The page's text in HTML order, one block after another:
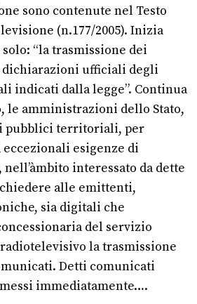
sono contenute nel Testo
(n.177/2005). Inizia
solo: “la trasmissione dei
ufficiali degli
indicati dalla legge”. Continua
le amministrazioni dello Stato,
pubblici territoriali, per
eccezionali esigenze di
interessato da dette
alle emittenti,
sia digitali che
del servizio
la trasmissione
Detti comunicati
immediatamente….